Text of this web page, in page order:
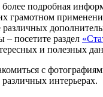
подробная
грамотном
различных
посетите раздел
и полезных
с
интерьерах.